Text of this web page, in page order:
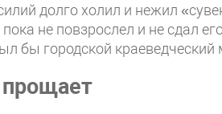
долго холил и нежил
не повзрослел и не сдал
бы городской краеведческий